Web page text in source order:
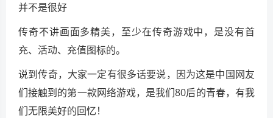
并不是很好
传奇不讲画面多精美，至少在传奇游戏中，是没有首
充、活动、充值图标的。
说到传奇，大家一定有很多话要说，因为这是中国网友
们接触到的第一款网络游戏，是我们80后的青春，有我
们无限美好的回忆！